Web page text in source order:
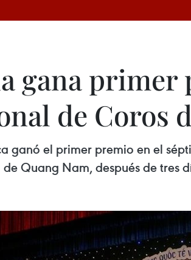
gana
de Coros
ganó el primer premio en el
Quang Nam, después de tres